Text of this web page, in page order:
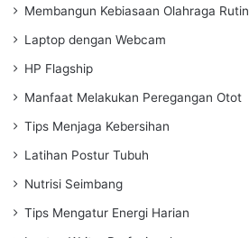
Membangun Kebiasaan Olahraga Rutin
Laptop dengan Webcam
HP Flagship
Manfaat Melakukan Peregangan Otot
Tips Menjaga Kebersihan
Latihan Postur Tubuh
Nutrisi Seimbang
Tips Mengatur Energi Harian